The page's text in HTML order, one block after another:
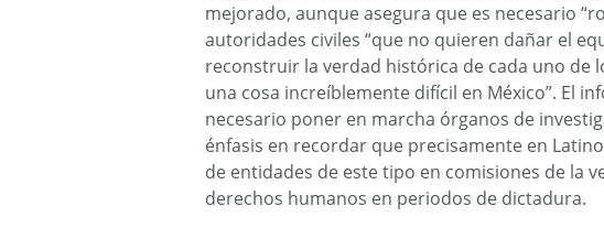
mejorado, aunque asegura que es necesario
autoridades civiles “que no quieren dañar el
reconstruir la verdad histórica de cada uno de
una cosa increíblemente difícil en México”. El
necesario poner en marcha órganos de
énfasis en recordar que precisamente en
de entidades de este tipo en comisiones de la
derechos humanos en periodos de dictadura.